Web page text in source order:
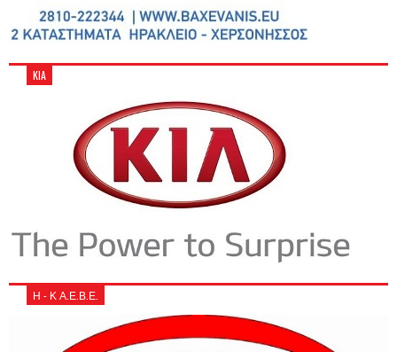
KIA
Η - Κ Α.Ε.Β.Ε.